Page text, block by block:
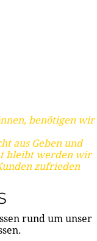
benötigen wir
aus Geben und
bleibt werden wir
zufrieden
rund um unser